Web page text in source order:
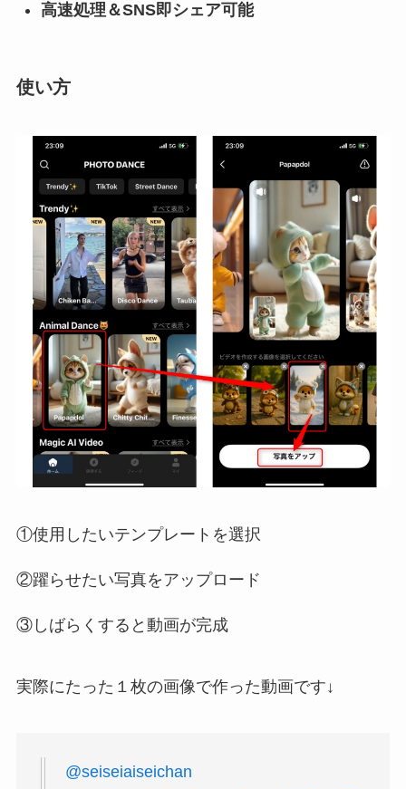
高速処理＆SNS即シェア可能
使い方
①使用したいテンプレートを選択
②躍らせたい写真をアップロード
③しばらくすると動画が完成
実際にたった１枚の画像で作った動画です↓
@seiseiaiseichan